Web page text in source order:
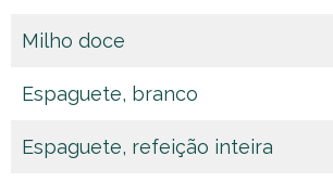
Milho doce
Espaguete, branco
Espaguete, refeição inteira